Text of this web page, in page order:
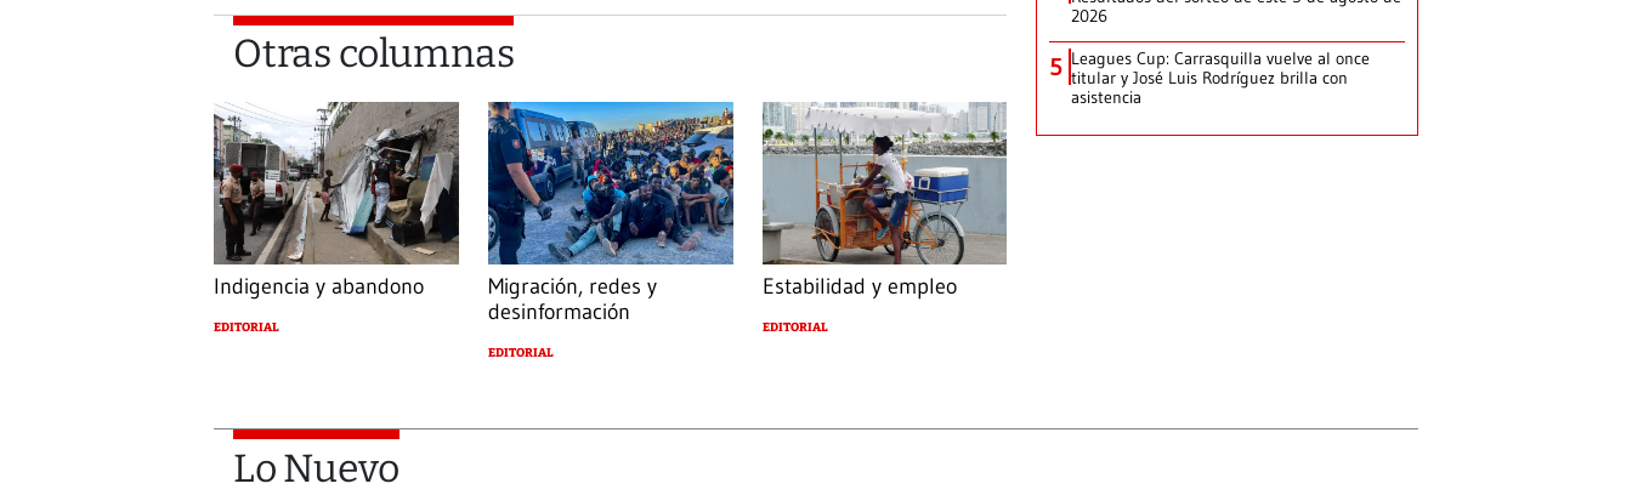
Otras columnas
Indigencia y abandono
EDITORIAL
Migración, redes y
desinformación
EDITORIAL
Estabilidad y empleo
EDITORIAL
2026
5 Leagues Cup: Carrasquilla vuelve al once
titular y José Luis Rodríguez brilla con
asistencia
Lo Nuevo